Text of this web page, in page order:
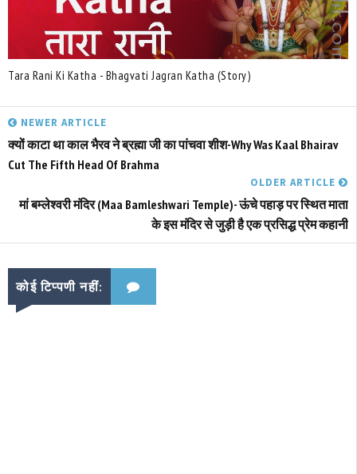
Tara Rani Ki Katha - Bhagvati Jagran Katha (Story)
NEWER ARTICLE
क्यों काटा था काल भैरव ने ब्रह्मा जी का पांचवा शीश-Why Was Kaal Bhairav ​​
Cut The Fifth Head Of Brahma
OLDER ARTICLE
मां बम्लेश्वरी मंदिर (Maa Bamleshwari Temple)- ऊंचे पहाड़ पर स्थित माता
के इस मंदिर से जुड़ी है एक प्रसिद्ध प्रेम कहानी
कोई टिप्पणी नहीं: